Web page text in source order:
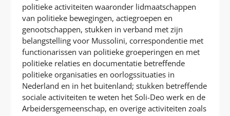
politieke activiteiten waaronder lidmaatschappen
van politieke bewegingen, actiegroepen en
genootschappen, stukken in verband met zijn
belangstelling voor Mussolini, correspondentie met
functionarissen van politieke groeperingen en met
politieke relaties en documentatie betreffende
politieke organisaties en oorlogssituaties in
Nederland en in het buitenland; stukken betreffende
sociale activiteiten te weten het Soli-Deo werk en de
Arbeidersgemeenschap, en overige activiteiten zoals